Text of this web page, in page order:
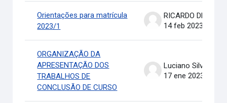
Orientações para matrícula
2023/1
14 feb 2023
ORGANIZAÇÃO DA
APRESENTAÇÃO DOS
TRABALHOS DE
CONCLUSÃO DE CURSO
Luciano Silva
17 ene 2023